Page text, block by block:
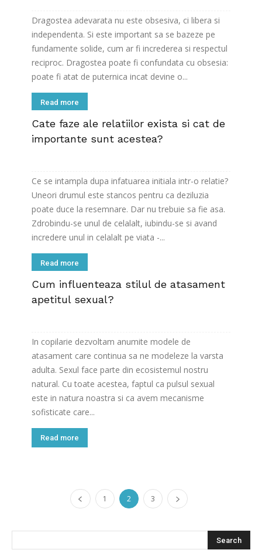
Dragostea adevarata nu este obsesiva, ci libera si
independenta. Si este important sa se bazeze pe
fundamente solide, cum ar fi increderea si respectul
reciproc. Dragostea poate fi confundata cu obsesia:
poate fi atat de puternica incat devine o...
Read more
Cate faze ale relatiilor exista si cat de
importante sunt acestea?
Ce se intampla dupa infatuarea initiala intr-o relatie?
Uneori drumul este stancos pentru ca deziluzia
poate duce la resemnare. Dar nu trebuie sa fie asa.
Zdrobindu-se unul de celalalt, iubindu-se si avand
incredere unul in celalalt pe viata -...
Read more
Cum influenteaza stilul de atasament
apetitul sexual?
In copilarie dezvoltam anumite modele de
atasament care continua sa ne modeleze la varsta
adulta. Sexul face parte din ecosistemul nostru
natural. Cu toate acestea, faptul ca pulsul sexual
este in natura noastra si ca avem mecanisme
sofisticate care...
Read more
1 2 3